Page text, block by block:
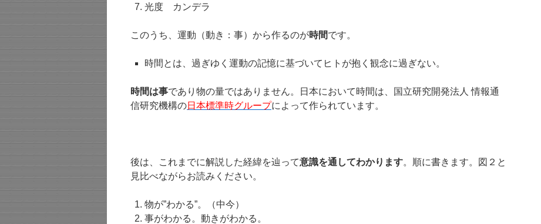
光度 カンデラ
このうち、運動（動き：事）から作るのが時間です。
時間とは、過ぎゆく運動の記憶に基づいてヒトが抱く観念に過ぎない。
時間は事であり物の量ではありません。日本において時間は、国立研究開発法人 情報通
信研究機構の日本標準時グループによって作られています。
後は、これまでに解説した経緯を辿って意識を通してわかります。順に書きます。図２と
見比べながらお読みください。
物が”わかる”。（中今）
事がわかる。動きがわかる。